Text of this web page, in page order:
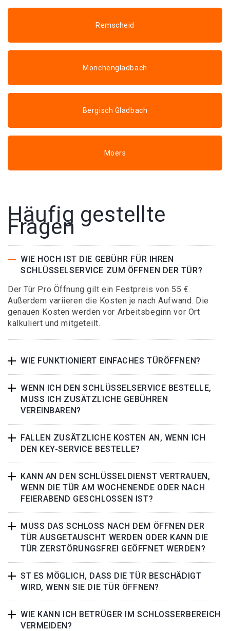
Remscheid
Mönchengladbach
Bergisch Gladbach
Moers
Häufig gestellte
Fragen
WIE HOCH IST DIE GEBÜHR FÜR IHREN
SCHLÜSSELSERVICE ZUM ÖFFNEN DER TÜR?
Der Tür Pro Öffnung gilt ein Festpreis von 55 €.
Außerdem variieren die Kosten je nach Aufwand. Die
genauen Kosten werden vor Arbeitsbeginn vor Ort
kalkuliert und mitgeteilt.
WIE FUNKTIONIERT EINFACHES TÜRÖFFNEN?
WENN ICH DEN SCHLÜSSELSERVICE BESTELLE,
MUSS ICH ZUSÄTZLICHE GEBÜHREN
VEREINBAREN?
FALLEN ZUSÄTZLICHE KOSTEN AN, WENN ICH
DEN KEY-SERVICE BESTELLE?
KANN AN DEN SCHLÜSSELDIENST VERTRAUEN,
WENN DIE TÜR AM WOCHENENDE ODER NACH
FEIERABEND GESCHLOSSEN IST?
MUSS DAS SCHLOSS NACH DEM ÖFFNEN DER
TÜR AUSGETAUSCHT WERDEN ODER KANN DIE
TÜR ZERSTÖRUNGSFREI GEÖFFNET WERDEN?
ST ES MÖGLICH, DASS DIE TÜR BESCHÄDIGT
WIRD, WENN SIE DIE TÜR ÖFFNEN?
WIE KANN ICH BETRÜGER IM SCHLOSSERBEREICH
VERMEIDEN?